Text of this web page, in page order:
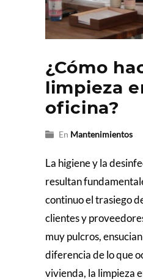
¿Cómo
limpieza
oficina?
En Mantenimientos
La higiene y la
resultan
continuo el trasiego
clientes y
muy pulcros,
diferencia de lo que
vivienda, la limpieza